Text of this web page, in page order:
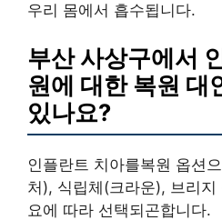
우리 몸에서 흡수됩니다.
부산 사상구에서
원에 대한 복원 대
있나요?
인플란트 치아를복원 옵션
처), 식립체(크라운), 브리
요에 따라 선택되곤합니다.